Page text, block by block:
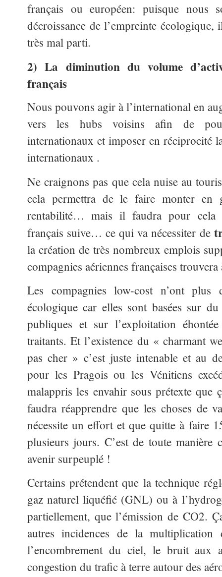
français ou européen: puisque nous
décroissance de l’empreinte écologique,
très mal parti.
2) La diminution du volume
français
Nous pouvons agir à l’international en
vers les hubs voisins afin de
internationaux et imposer en réciprocité
internationaux .
Ne craignons pas que cela nuise au
cela permettra de le faire monter en
rentabilité… mais il faudra pour cela
français suive… ce qui va nécessiter de
la création de très nombreux emplois
compagnies aériennes françaises trouvera
Les compagnies low-cost n’ont
écologique car elles sont basées sur
publiques et sur l’exploitation
traitants. Et l’existence du « charmant
pas cher » c’est juste intenable et au
pour les Pragois ou les Vénitiens
malappris les envahir sous prétexte que
faudra réapprendre que les choses de
nécessite un effort et que quitte à faire
plusieurs jours. C’est de toute manière
avenir surpeuplé !
Certains prétendent que la technique
gaz naturel liquéfié (GNL) ou à
partiellement, que l’émission de CO2.
autres incidences de la
l’encombrement du ciel, le bruit aux
congestion du trafic à terre autour des